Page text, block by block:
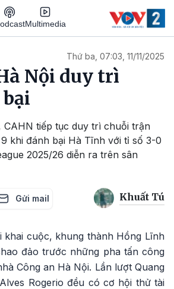
Multimedia
Thứ ba, 07:03, 11/11/2025
Nội duy trì
CAHN tiếp tục duy trì chuỗi trận
khi đánh bại Hà Tĩnh với tỉ số 3-0
2025/26 diễn ra trên sân
Gửi mail Khuất Tú
khai cuộc, khung thành Hồng Lĩnh
đảo trước những pha tấn công
Công an Hà Nội. Lần lượt Quang
Rogerio đều có cơ hội thử tài